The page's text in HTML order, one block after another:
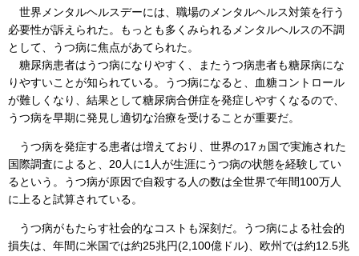
世界メンタルヘルスデーには、職場のメンタルヘルス対策を行う
必要性が訴えられた。もっとも多くみられるメンタルヘルスの不調
として、うつ病に焦点があてられた。
糖尿病患者はうつ病になりやすく、またうつ病患者も糖尿病にな
りやすいことが知られている。うつ病になると、血糖コントロール
が難しくなり、結果として糖尿病合併症を発症しやすくなるので、
うつ病を早期に発見し適切な治療を受けることが重要だ。
うつ病を発症する患者は増えており、世界の17ヵ国で実施された
国際調査によると、20人に1人が生涯にうつ病の状態を経験してい
るという。うつ病が原因で自殺する人の数は全世界で年間100万人
に上ると試算されている。
うつ病がもたらす社会的なコストも深刻だ。うつ病による社会的
損失は、年間に米国では約25兆円(2,100億ドル)、欧州では約12.5兆